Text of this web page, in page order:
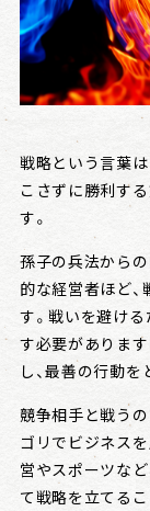
戦略という言葉は
こさずに勝利す
す。
孫子の兵法から
的な経営者ほど
す。戦いを避ける
す必要があります
し、最善の行動を
競争相手と戦う
ゴリでビジネス
営やスポーツな
て戦略を立てる